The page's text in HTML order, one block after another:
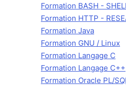
Formation BASH -
Formation HTTP -
Formation Java
Formation GNU / Linux
Formation Langage C
Formation Langage C++
Formation Oracle PL/